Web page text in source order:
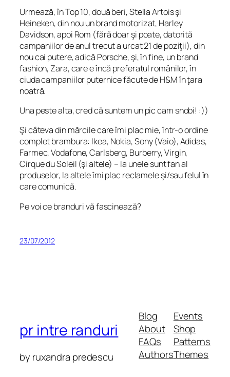
Urmează, în Top 10, două beri, Stella Artois şi
Heineken, din nou un brand motorizat, Harley
Davidson, apoi Rom (fără doar şi poate, datorită
campaniilor de anul trecut a urcat 21 de poziţii), din
nou cai putere, adică Porsche, şi, în fine, un brand
fashion, Zara, care e încă preferatul românilor, în
ciuda campaniilor puternice făcute de H&M în ţara
noatră.
Una peste alta, cred că suntem un pic cam snobi! :))
Şi câteva din mărcile care îmi plac mie, într-o ordine
complet brambura: Ikea, Nokia, Sony (Vaio), Adidas,
Farmec, Vodafone, Carlsberg, Burberry, Virgin,
Cirque du Soleil (şi altele) – la unele sunt fan al
produselor, la altele îmi plac reclamele şi/sau felul în
care comunică.
Pe voi ce branduri vă fascinează?
23/07/2012
pr intre randuri
by ruxandra predescu
Blog
About
FAQs
Authors
Events
Shop
Patterns
Themes